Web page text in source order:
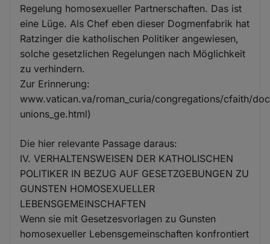
Regelung homosexueller Partnerschaften. Das ist
eine Lüge. Als Chef eben dieser Dogmenfabrik hat
Ratzinger die katholischen Politiker angewiesen,
solche gesetzlichen Regelungen nach Möglichkeit
zu verhindern.
Zur Erinnerung:
www.vatican.va/roman_curia/congregations/cfaith/
unions_ge.html)
Die hier relevante Passage daraus:
IV. VERHALTENSWEISEN DER KATHOLISCHEN
POLITIKER IN BEZUG AUF GESETZGEBUNGEN ZU
GUNSTEN HOMOSEXUELLER
LEBENSGEMEINSCHAFTEN
Wenn sie mit Gesetzesvorlagen zu Gunsten
homosexueller Lebensgemeinschaften konfrontiert